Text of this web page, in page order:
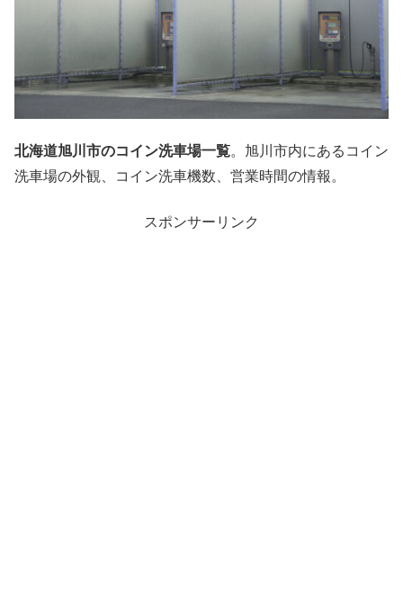
北海道旭川市のコイン洗車場一覧。旭川市内にあるコイン
洗車場の外観、コイン洗車機数、営業時間の情報。
スポンサーリンク